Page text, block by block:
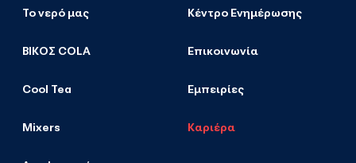
Το νερό μας
ΒΙΚΟΣ COLA
Cool Tea
Mixers
Κέντρο Ενημέρωσης
Επικοινωνία
Εμπειρίες
Καριέρα